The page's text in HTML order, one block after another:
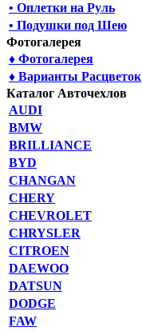
• Оплетки на Руль
• Подушки под Шею
Фотогалерея
♦ Фотогалерея
♦ Варианты Расцветок
Каталог Авточехлов
AUDI
BMW
BRILLIANCE
BYD
CHANGAN
CHERY
CHEVROLET
CHRYSLER
CITROEN
DAEWOO
DATSUN
DODGE
FAW